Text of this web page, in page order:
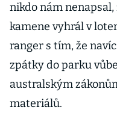
nikdo nám
kamene vyhrál v
ranger s tím, že
zpátky do parku
australským
materiálů.